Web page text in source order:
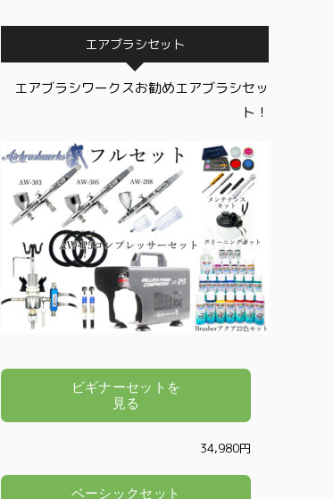
エアブラシセット
エアブラシワークスお勧めエアブラシセッ
ト！
34,980円